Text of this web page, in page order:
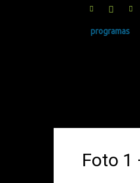
programas
Foto 1